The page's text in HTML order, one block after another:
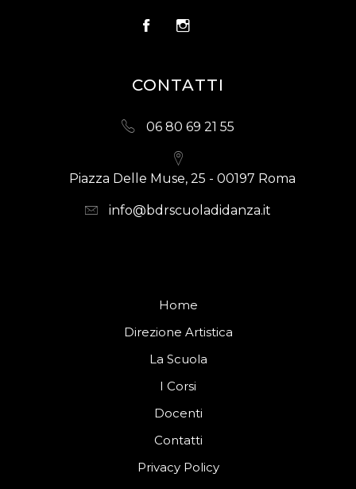
CONTATTI
06 80 69 21 55
Piazza Delle Muse, 25 - 00197 Roma
info@bdrscuoladidanza.it
Home
Direzione Artistica
La Scuola
I Corsi
Docenti
Contatti
Privacy Policy